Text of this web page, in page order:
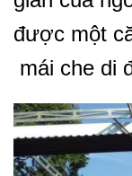
được một
mái che di